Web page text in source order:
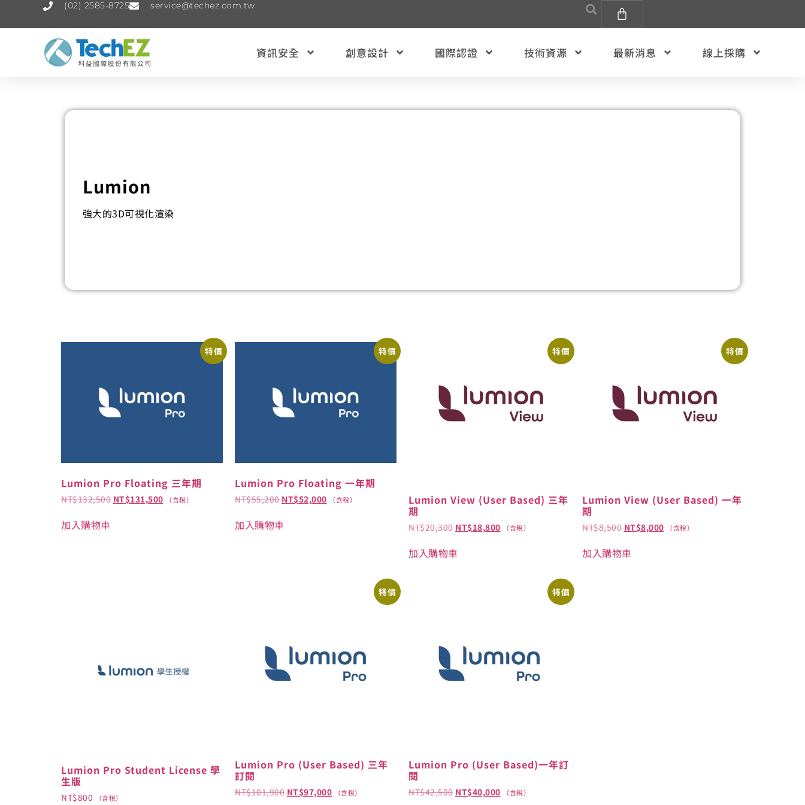
(02) 2585-8725 service@techez.com.tw
資訊安全 創意設計 國際認證 技術資源 最新消息 線上採購
Lumion
強大的3D可視化渲染
特價
Lumion Pro Floating 三年期
NT$132,500 NT$131,500 （含稅）
加入購物車
特價
Lumion Pro Floating 一年期
NT$55,200 NT$52,000 （含稅）
加入購物車
特價
Lumion View (User Based) 三年
期
NT$20,300 NT$18,800 （含稅）
加入購物車
特價
Lumion View (User Based) 一年
期
NT$8,500 NT$8,000 （含稅）
加入購物車
Lumion Pro Student License 學
生版
NT$800 （含稅）
特價
Lumion Pro (User Based) 三年
訂閱
NT$101,900 NT$97,000 （含稅）
特價
Lumion Pro (User Based)一年訂
閱
NT$42,500 NT$40,000 （含稅）